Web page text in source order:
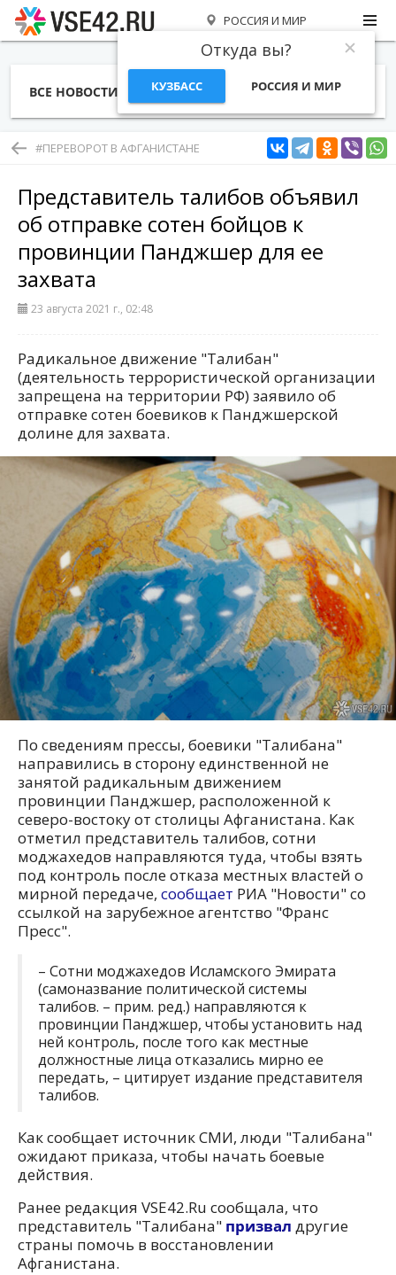
РОССИЯ И МИР
Откуда вы?
КУЗБАСС РОССИЯ И МИР
ВСЕ НОВОСТИ СТАТЬИ ТЕМЫ ФОТО
#ПЕРЕВОРОТ В АФГАНИСТАНЕ
Представитель талибов объявил
об отправке сотен бойцов к
провинции Панджшер для ее
захвата
23 августа 2021 г., 02:48
Радикальное движение "Талибан"
(деятельность террористической организации
запрещена на территории РФ) заявило об
отправке сотен боевиков к Панджшерской
долине для захвата.
По сведениям прессы, боевики "Талибана"
направились в сторону единственной не
занятой радикальным движением
провинции Панджшер, расположенной к
северо-востоку от столицы Афганистана. Как
отметил представитель талибов, сотни
моджахедов направляются туда, чтобы взять
под контроль после отказа местных властей о
мирной передаче, сообщает РИА "Новости" со
ссылкой на зарубежное агентство "Франс
Пресс".
– Сотни моджахедов Исламского Эмирата
(самоназвание политической системы
талибов. – прим. ред.) направляются к
провинции Панджшер, чтобы установить над
ней контроль, после того как местные
должностные лица отказались мирно ее
передать, – цитирует издание представителя
талибов.
Как сообщает источник СМИ, люди "Талибана"
ожидают приказа, чтобы начать боевые
действия.
Ранее редакция VSE42.Ru сообщала, что
представитель "Талибана" призвал другие
страны помочь в восстановлении
Афганистана.